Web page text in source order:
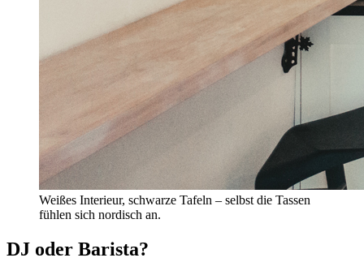
Weißes Interieur, schwarze Tafeln – selbst die Tassen
fühlen sich nordisch an.
DJ oder Barista?